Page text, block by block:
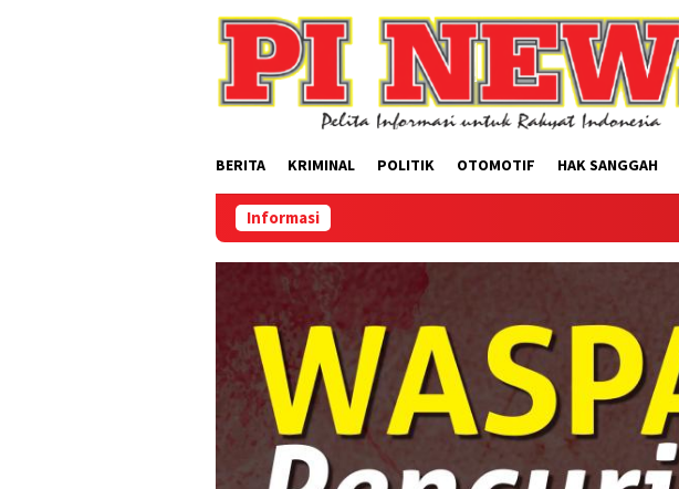
BERITA KRIMINAL POLITIK OTOMOTIF HAK SANGGAH
Informasi